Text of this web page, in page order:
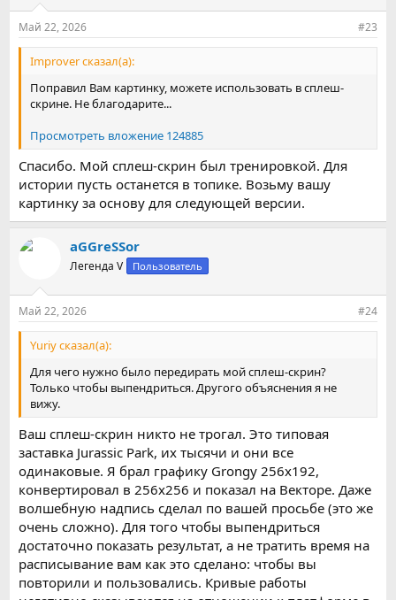
Май 22, 2026 #23
Improver сказал(а):
Поправил Вам картинку, можете использовать в сплеш-
скрине. Не благодарите...
Просмотреть вложение 124885
Спасибо. Мой сплеш-скрин был тренировкой. Для
истории пусть останется в топике. Возьму вашу
картинку за основу для следующей версии.
aGGreSSor
Легенда V Пользователь
Май 22, 2026 #24
Yuriy сказал(а):
Для чего нужно было передирать мой сплеш-скрин?
Только чтобы выпендриться. Другого объяснения я не
вижу.
Ваш сплеш-скрин никто не трогал. Это типовая
заставка Jurassic Park, их тысячи и они все
одинаковые. Я брал графику Grongy 256x192,
конвертировал в 256x256 и показал на Векторе. Даже
волшебную надпись сделал по вашей просьбе (это же
очень сложно). Для того чтобы выпендриться
достаточно показать результат, а не тратить время на
расписывание вам как это сделано: чтобы вы
повторили и пользовались. Кривые работы